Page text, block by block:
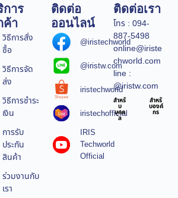
การ
ค้า
วิธีการสั่ง
ซื้อ
วิธีการจัด
ส่ง
วิธีการชำระ
เงิน
การรับ
ประกัน
สินค้า
ร่วมงานกับ
เรา
ติดต่อ
ออนไลน์
@iristechworld
@iristw.com
iristechworld
iristechofficial
IRIS
Techworld
Official
ติดต่อเรา
โทร : 094-
887-5498
online@iriste
chworld.com
line :
@iristw.com
สำหรั
บ
บุคค
ล
สำหรั
บองค์
กร